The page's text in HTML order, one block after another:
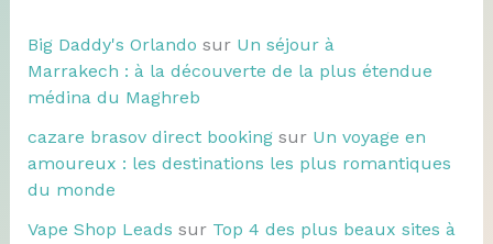
Big Daddy's Orlando sur Un séjour à
Marrakech : à la découverte de la plus étendue
médina du Maghreb
cazare brasov direct bookingsur Un voyage en
amoureux : les destinations les plus romantiques
du monde
Vape Shop Leads sur Top 4 des plus beaux sites à